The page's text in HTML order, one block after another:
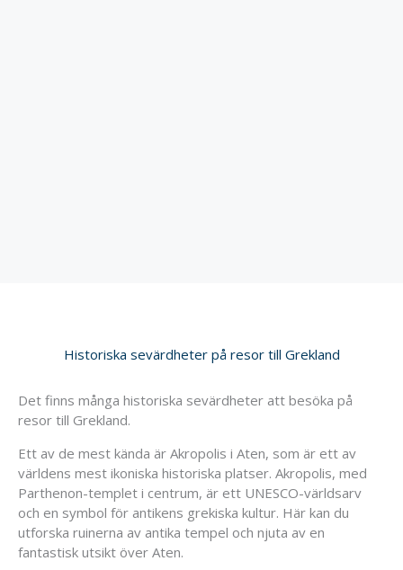
Historiska sevärdheter på resor till Grekland
Det finns många historiska sevärdheter att besöka på
resor till Grekland.
Ett av de mest kända är Akropolis i Aten, som är ett av
världens mest ikoniska historiska platser. Akropolis, med
Parthenon-templet i centrum, är ett UNESCO-världsarv
och en symbol för antikens grekiska kultur. Här kan du
utforska ruinerna av antika tempel och njuta av en
fantastisk utsikt över Aten.